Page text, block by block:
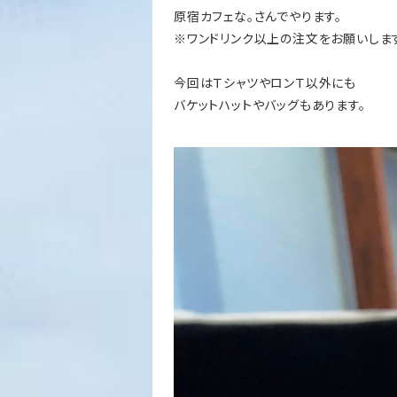
原宿カフェな。さんでやります。
※ワンドリンク以上の注文をお願いしま
今回はＴシャツやロンＴ以外にも
バケットハットやバッグもあります。